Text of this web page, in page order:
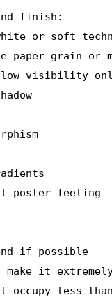
finish:
or soft
paper grain or
low visibility
poster feeling
if possible
it
occupy less